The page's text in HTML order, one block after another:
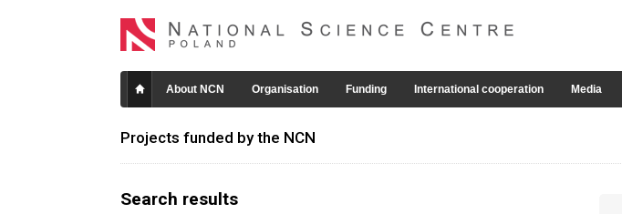
About NCN Organisation Funding International cooperation Media
Projects funded by the NCN
Search results